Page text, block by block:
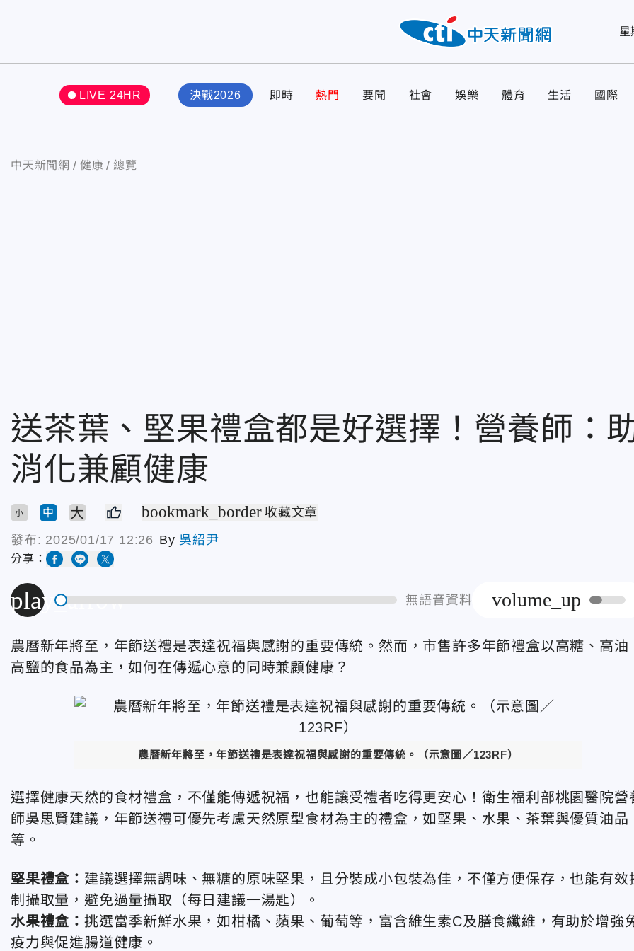
星
LIVE 24HR 決戰2026 即時 熱門 要聞 社會 娛樂 體育 生活 國際
中天新聞網 健康 總覽
送茶葉、堅果禮盒都是好選擇！營養師：
消化兼顧健康
小 中 大 bookmark_border 收藏文章
發布: 2025/01/17 12:26 By 吳紹尹
分享：
play_arrow 無語音資料 volume_up
農曆新年將至，年節送禮是表達祝福與感謝的重要傳統。然而，市售許多年節禮盒以高糖、高油
高鹽的食品為主，如何在傳遞心意的同時兼顧健康？
農曆新年將至，年節送禮是表達祝福與感謝的重要傳統。（示意圖／123RF）
選擇健康天然的食材禮盒，不僅能傳遞祝福，也能讓受禮者吃得更安心！衛生福利部桃園醫院營
師吳思賢建議，年節送禮可優先考慮天然原型食材為主的禮盒，如堅果、水果、茶葉與優質油品
等。
堅果禮盒： 建議選擇無調味、無糖的原味堅果，且分裝成小包裝為佳，不僅方便保存，也能有效
制攝取量，避免過量攝取（每日建議一湯匙）。
水果禮盒： 挑選當季新鮮水果，如柑橘、蘋果、葡萄等，富含維生素C及膳食纖維，有助於增強
疫力與促進腸道健康。